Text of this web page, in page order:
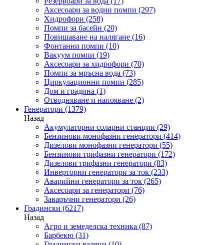
Аксесоари за водни помпи (297)
Хидрофори (258)
Помпи за басейн (20)
Повишаване на налягане (16)
Фонтанни помпи (10)
Вакуум помпи (19)
Аксесоари за хидрофори (70)
Помпи за мръсна вода (73)
Циркулационни помпи (285)
Дом и градина (1)
Отводняване и напояване (2)
Генератори (1379)
Назад
Акумулаторни соларни станции (29)
Бензинови монофазни генератори (414)
Дизелови монофазни генератори (55)
Бензинови трифазни генератори (172)
Дизелови трифазни генератори (83)
Инверторни генератори за ток (233)
Аварийни генератори за ток (265)
Аксесоари за генератори (76)
Заваръчни генератори (26)
Градински (6217)
Назад
Агро и земеделска техника (87)
Барбекю (31)